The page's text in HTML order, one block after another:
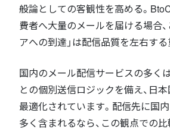
般論としての客観性を高める。
費者へ大量のメールを届ける場合、
アへの到達」は配信品質を左右する
国内のメール配信サービスの多く
との個別送信ロジックを備え、日
最適化されています。配信先に国
多く含まれるなら、この観点での